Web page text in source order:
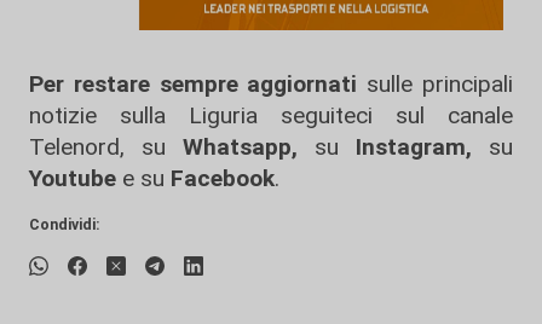
Per restare sempre aggiornati sulle principali
notizie sulla Liguria seguiteci sul canale
Telenord, su
Whatsapp, su Instagram, su
Youtube e su Facebook.
Condividi: